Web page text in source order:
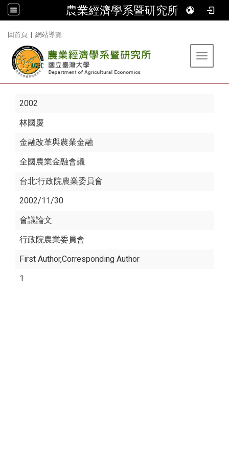
農業經濟學系暨研究所
回首頁 | 網站導覽
Toggle
2002
林國慶
金融改革與農業金融
全國農業金融會議
台北:行政院農業委員會
2002/11/30
會議論文
行政院農業委員會
First Author,Corresponding Author
1